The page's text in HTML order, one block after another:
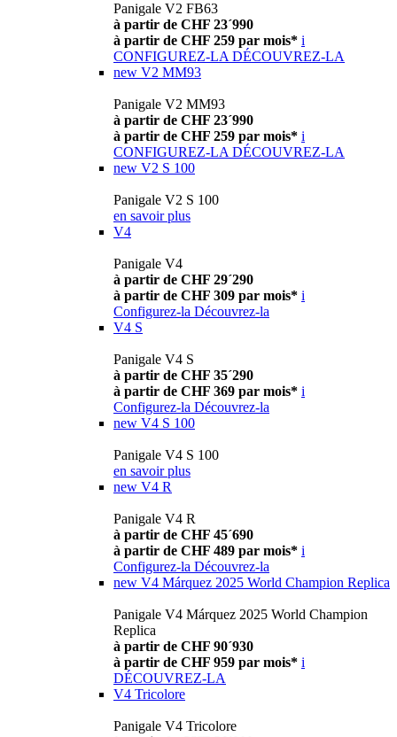
Panigale V2 FB63
à partir de CHF 23´990
à partir de CHF 259 par mois* i
CONFIGUREZ-LA DÉCOUVREZ-LA
new V2 MM93
Panigale V2 MM93
à partir de CHF 23´990
à partir de CHF 259 par mois* i
CONFIGUREZ-LA DÉCOUVREZ-LA
new V2 S 100
Panigale V2 S 100
en savoir plus
V4
Panigale V4
à partir de CHF 29´290
à partir de CHF 309 par mois* i
Configurez-la Découvrez-la
V4 S
Panigale V4 S
à partir de CHF 35´290
à partir de CHF 369 par mois* i
Configurez-la Découvrez-la
new V4 S 100
Panigale V4 S 100
en savoir plus
new V4 R
Panigale V4 R
à partir de CHF 45´690
à partir de CHF 489 par mois* i
Configurez-la Découvrez-la
new V4 Márquez 2025 World Champion Replica
Panigale V4 Márquez 2025 World Champion
Replica
à partir de CHF 90´930
à partir de CHF 959 par mois* i
DÉCOUVREZ-LA
V4 Tricolore
Panigale V4 Tricolore